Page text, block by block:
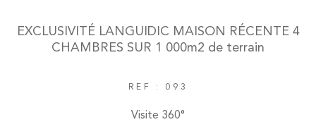
EXCLUSIVITÉ LANGUIDIC MAISON RÉCENTE 4
CHAMBRES SUR 1 000m2 de terrain
REF : 093
Visite 360°
AFFINER LES CRITÈRES
Terrasse